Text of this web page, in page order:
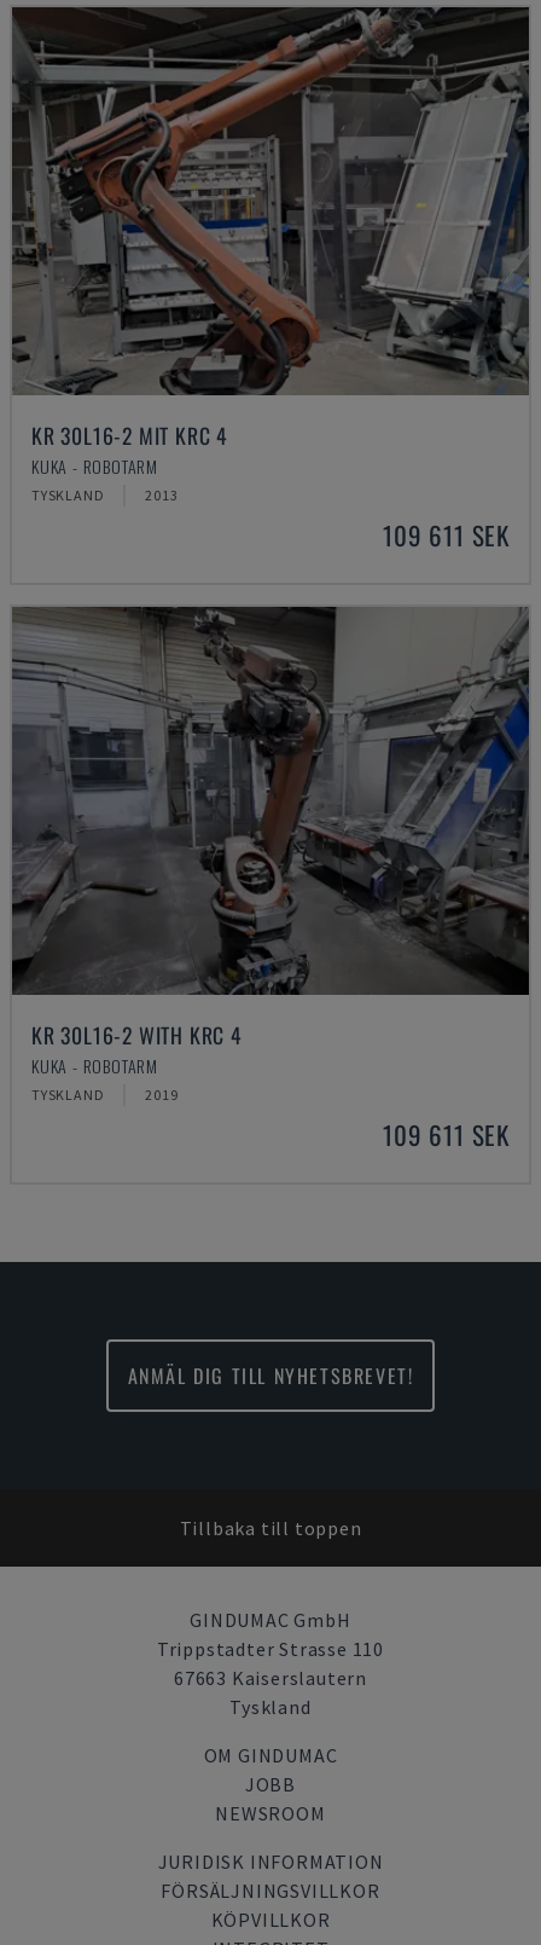
KR 30L16-2 MIT KRC 4
KUKA - ROBOTARM
TYSKLAND 2013
109 611 SEK
KR 30L16-2 WITH KRC 4
KUKA - ROBOTARM
TYSKLAND 2019
109 611 SEK
ANMÄL DIG TILL NYHETSBREVET!
Tillbaka till toppen
GINDUMAC GmbH
Trippstadter Strasse 110
67663 Kaiserslautern
Tyskland
OM GINDUMAC
JOBB
NEWSROOM
JURIDISK INFORMATION
FÖRSÄLJNINGSVILLKOR
KÖPVILLKOR